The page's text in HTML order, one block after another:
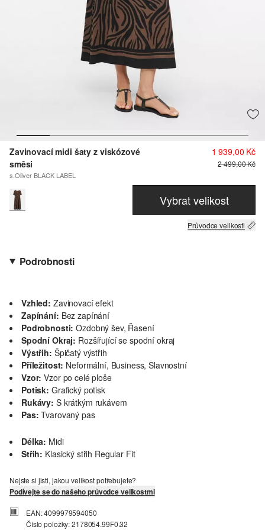
Zavinovací midi šaty z viskózové
směsi
s.Oliver BLACK LABEL
1 939,00 Kč
2 499,00 Kč
Vybrat velikost
Průvodce velikosti
Podrobnosti
Vzhled: Zavinovací efekt
Zapínání: Bez zapínání
Podrobnosti: Ozdobný šev, Řasení
Spodní Okraj: Rozšiřující se spodní okraj
Výstřih: Špičatý výstřih
Příležitost: Neformální, Business, Slavnostní
Vzor: Vzor po celé ploše
Potisk: Grafický potisk
Rukávy: S krátkým rukávem
Pas: Tvarovaný pas
Délka: Midi
Střih: Klasický střih Regular Fit
Nejste si jisti, jakou velikost potřebujete?
Podívejte se do našeho průvodce velikostmi
EAN: 4099979594050
Číslo položky: 2178054.99F0.32